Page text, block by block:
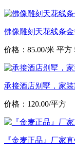
佛像雕刻天花线条
价格：85.00/米 平方
承接酒店别墅，家
价格：120.00/平方
『金麦正品』厂家